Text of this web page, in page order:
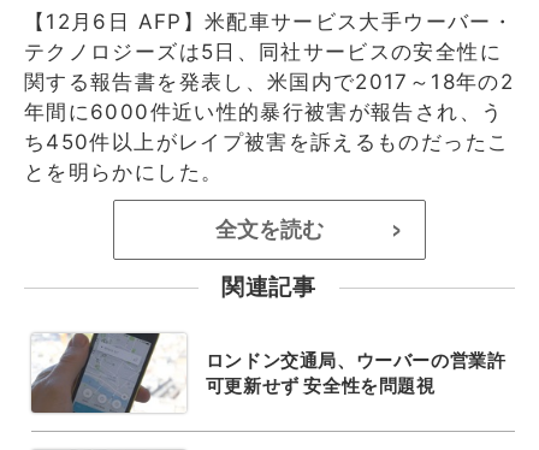
【12月6日 AFP】米配車サービス大手ウーバー・
テクノロジーズは5日、同社サービスの安全性に
関する報告書を発表し、米国内で2017～18年の2
年間に6000件近い性的暴行被害が報告され、う
ち450件以上がレイプ被害を訴えるものだったこ
とを明らかにした。
全文を読む >
関連記事
ロンドン交通局、ウーバーの営業許
可更新せず 安全性を問題視